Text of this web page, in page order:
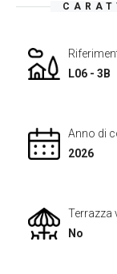
L06 - 3B
Anno di
2026
Terrazza
No